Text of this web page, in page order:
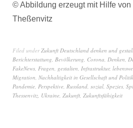
© Abbildung erzeugt mit Hilfe von
Theßenvitz
Filed underZukunft Deutschland denken und
Berichterstattung, Bevölkerung, Corona, Denken,
FakeNews, Fragen, gestalten, Infrastruktur,
Migration, Nachhaltigkeit in Gesellschaft und Politik
Pandemie, Perspektive, Russland, sozial, Spezies,
Thessenvitz, Ukraine, Zukunft, Zukunftsfähigkeit